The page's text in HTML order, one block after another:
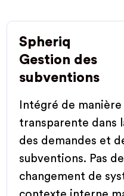
Spheriq
Gestion des
subventions
Intégré de manière
transparente dans
des demandes et
subventions. Pas de
changement de